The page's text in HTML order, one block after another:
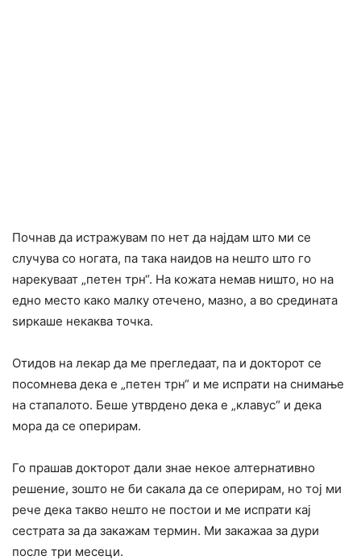
Почнав да истражувам по нет да најдам што ми се
случува со ногата, па така наидов на нешто што го
нарекуваат „петен трн“. На кожата немав ништо, но на
едно место како малку отечено, мазно, а во средината
ѕиркаше некаква точка.
Отидов на лекар да ме прегледаат, па и докторот се
посомнева дека е „петен трн“ и ме испрати на снимање
на стапалото. Беше утврдено дека е „клавус“ и дека
мора да се опеpирам.
Го прашав докторот дали знае некое алтернативно
решение, зошто не би сакала да се опеpирам, но тој ми
рече дека такво нешто не постои и ме испрати кај
сестрата за да закажам термин. Ми закажаа за дури
после три месеци.